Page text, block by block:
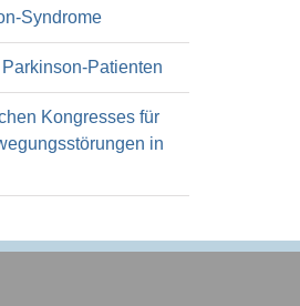
Syndrome
Patienten
Kongresses für
in